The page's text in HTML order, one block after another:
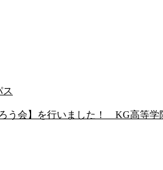
う会】を行いました！ KG高等学